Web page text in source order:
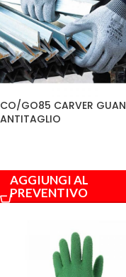
CO/GO85 CARVER
ANTITAGLIO
AGGIUNGI AL
PREVENTIVO